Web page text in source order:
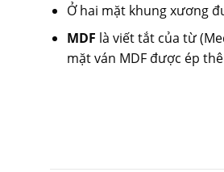
Ở hai mặt khung xương
MDF là viết tắt của từ
mặt ván MDF được ép